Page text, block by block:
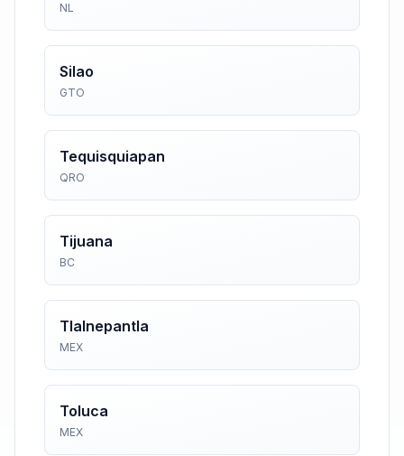
NL
Silao
GTO
Tequisquiapan
QRO
Tijuana
BC
Tlalnepantla
MEX
Toluca
MEX